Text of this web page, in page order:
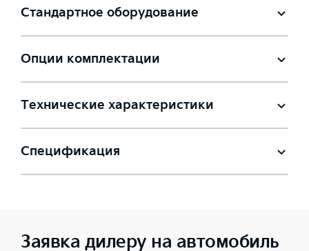
Стандартное оборудование
Опции комплектации
Технические характеристики
Спецификация
Заявка дилеру на автомобиль